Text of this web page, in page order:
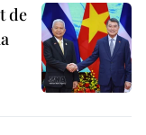
de